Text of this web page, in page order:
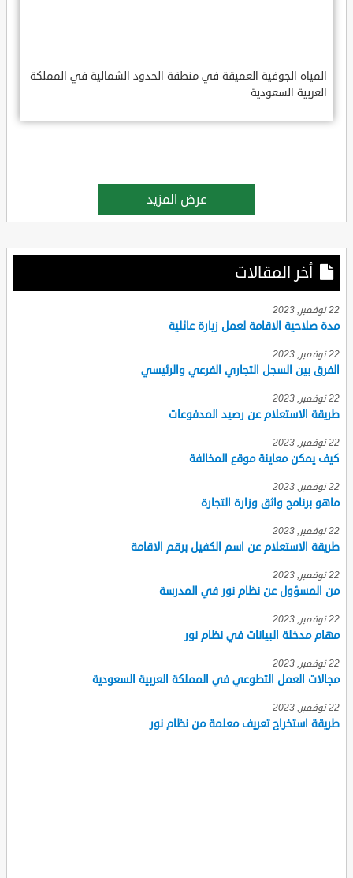
المياه الجوفية العميقة في منطقة الحدود الشمالية في المملكة
العربية السعودية
عرض المزيد
أخر المقالات
22 نوفمبر, 2023
مدة صلاحية الاقامة لعمل زيارة عائلية
22 نوفمبر, 2023
الفرق بين السجل التجاري الفرعي والرئيسي
22 نوفمبر, 2023
طريقة الاستعلام عن رصيد المدفوعات
22 نوفمبر, 2023
كيف يمكن معاينة موقع المخالفة
22 نوفمبر, 2023
ماهو برنامج واثق وزارة التجارة
22 نوفمبر, 2023
طريقة الاستعلام عن اسم الكفيل برقم الاقامة
22 نوفمبر, 2023
من المسؤول عن نظام نور في المدرسة
22 نوفمبر, 2023
مهام مدخلة البيانات في نظام نور
22 نوفمبر, 2023
مجالات العمل التطوعي في المملكة العربية السعودية
22 نوفمبر, 2023
طريقة استخراج تعريف معلمة من نظام نور